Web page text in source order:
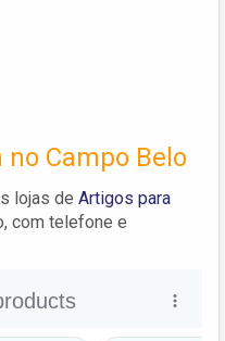
Campo Belo
lojas de Artigos para
com telefone e